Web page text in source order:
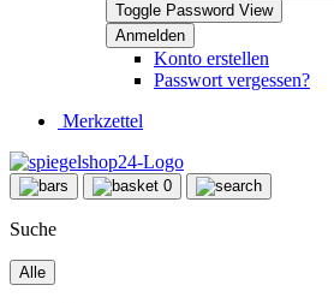
Toggle Password View
Konto erstellen
Passwort vergessen?
Merkzettel
0
Suche
Alle